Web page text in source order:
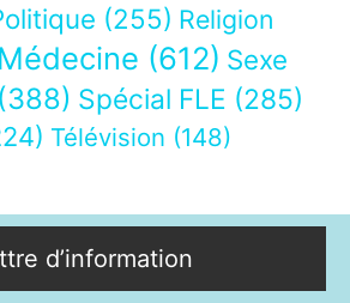
(255) Religion
(612) Sexe
(388) Spécial FLE (285)
Télévision (148)
d’information